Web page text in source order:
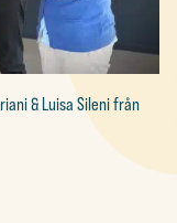
& Luisa Sileni från